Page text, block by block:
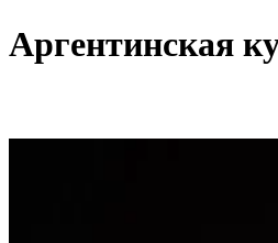
Аргентинская